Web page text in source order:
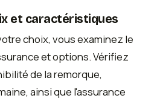
et caractéristiques
choix, vous examinez le
et options. Vérifiez
de la remorque,
ainsi que l'assurance